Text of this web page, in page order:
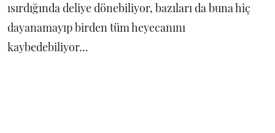
ısırdığında deliye dönebiliyor, bazıları da buna hiç
dayanamayıp birden tüm heyecanını
kaybedebiliyor...